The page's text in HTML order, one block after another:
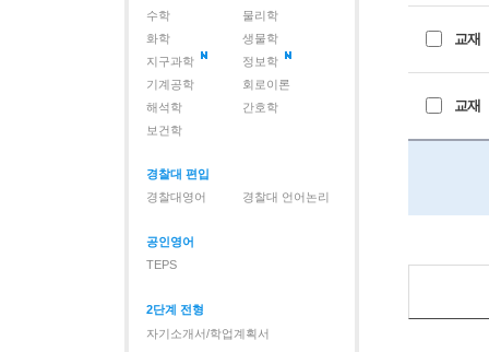
수학
물리학
화학
생물학
지구과학
정보학
기계공학
회로이론
해석학
간호학
보건학
경찰대 편입
경찰대영어
경찰대 언어논리
공인영어
TEPS
2단계 전형
자기소개서/학업계획서
교재
교재